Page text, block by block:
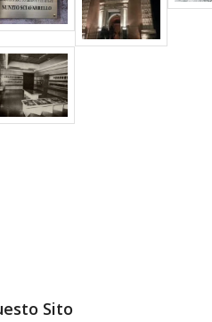
Sito